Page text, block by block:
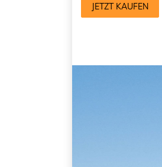
JETZT KAUFEN